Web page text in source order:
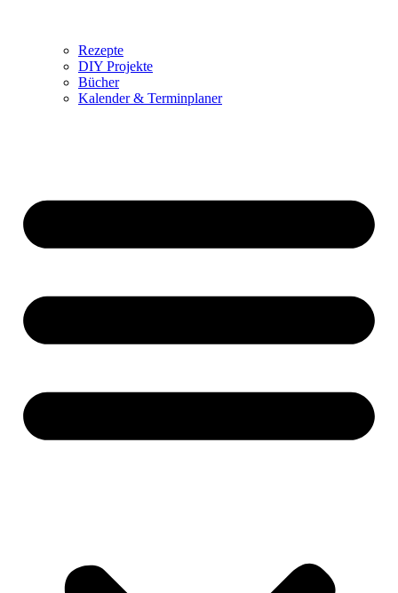
Rezepte
DIY Projekte
Bücher
Kalender & Terminplaner